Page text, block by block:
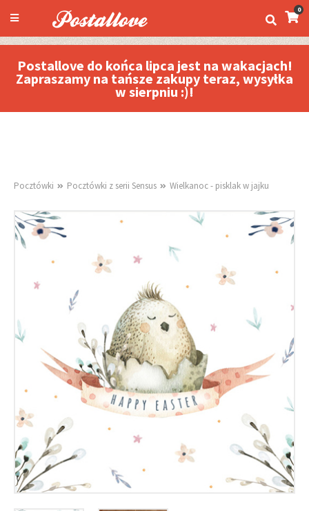
0
Postallove do końca lipca jest na wakacjach!
Zapraszamy na tańsze zakupy teraz, wysyłka
w sierpniu :)!
Pocztówki Pocztówki z serii Sensus Wielkanoc - pisklak w jajku